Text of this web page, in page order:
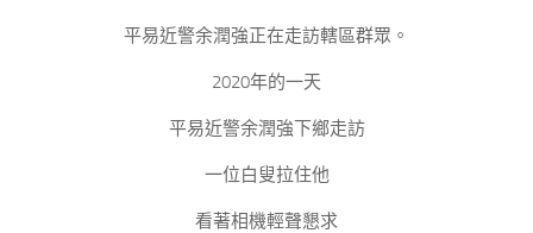
平易近警余潤強正在走訪轄區群眾。
2020年的一天
平易近警余潤強下鄉走訪
一位白叟拉住他
看著相機輕聲懇求